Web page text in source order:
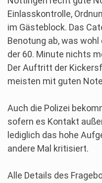
Einlasskontrolle,
im Gästeblock. Das
Benotung ab, was
der 60. Minute nichts
Der Auftritt der
meisten mit guten
Auch die Polizei
sofern es Kontakt
lediglich das hohe
andere Mal kritisiert.
Alle Details des